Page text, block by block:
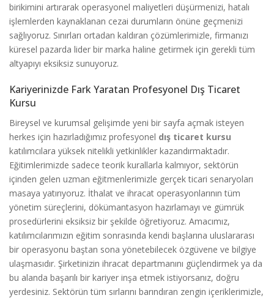
birikimini artırarak operasyonel maliyetleri düşürmenizi, hatalı
işlemlerden kaynaklanan cezai durumların önüne geçmenizi
sağlıyoruz. Sınırları ortadan kaldıran çözümlerimizle, firmanızı
küresel pazarda lider bir marka haline getirmek için gerekli tüm
altyapıyı eksiksiz sunuyoruz.
Kariyerinizde Fark Yaratan Profesyonel Dış Ticaret
Kursu
Bireysel ve kurumsal gelişimde yeni bir sayfa açmak isteyen
herkes için hazırladığımız profesyonel dış ticaret kursu
katılımcılara yüksek nitelikli yetkinlikler kazandırmaktadır.
Eğitimlerimizde sadece teorik kurallarla kalmıyor, sektörün
içinden gelen uzman eğitmenlerimizle gerçek ticari senaryoları
masaya yatırıyoruz. İthalat ve ihracat operasyonlarının tüm
yönetim süreçlerini, dökümantasyon hazırlamayı ve gümrük
prosedürlerini eksiksiz bir şekilde öğretiyoruz. Amacımız,
katılımcılarımızın eğitim sonrasında kendi başlarına uluslararası
bir operasyonu baştan sona yönetebilecek özgüvene ve bilgiye
ulaşmasıdır. Şirketinizin ihracat departmanını güçlendirmek ya da
bu alanda başarılı bir kariyer inşa etmek istiyorsanız, doğru
yerdesiniz. Sektörün tüm sırlarını barındıran zengin içeriklerimizle,